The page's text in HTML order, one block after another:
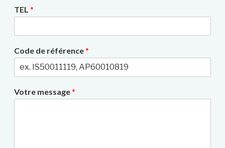
TEL *
Code de référence*
Votre message*